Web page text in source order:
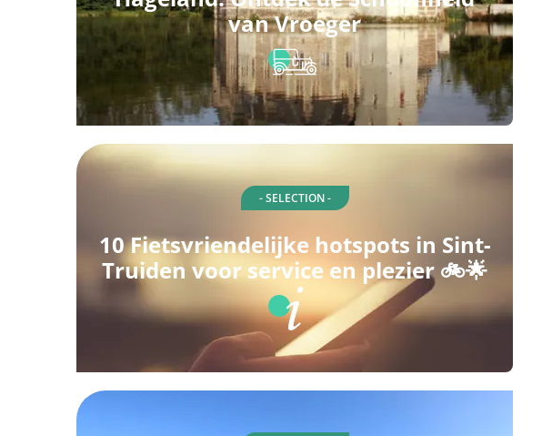
van Vroeger
- SELECTION -
10 Fietsvriendelijke hotspots in Sint-
Truiden voor service en plezier 🚲🌟